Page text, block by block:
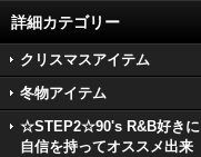
詳細カテゴリー
クリスマスアイテム
冬物アイテム
☆STEP2☆90's R&B好きに
自信を持ってオススメ出来